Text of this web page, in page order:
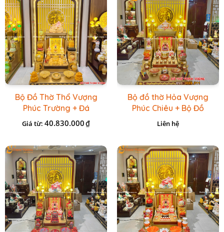
Bộ Đồ Thờ Thổ Vượng
Phúc Trường + Đá
Onix Vàng
Giá từ: 40.830.000₫
Bộ đồ thờ Hỏa Vượng
Phúc Chiêu + Bộ Đồ
Thờ Đá Đỏ Bọc Đồng
Cao cấp
Liên hệ